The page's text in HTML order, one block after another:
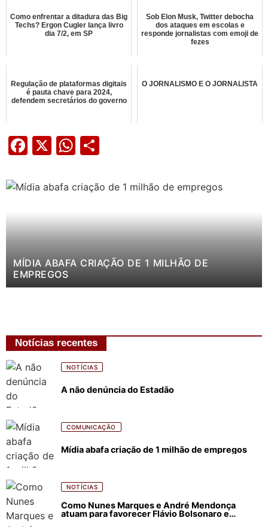
Como enfrentar a ditadura das Big
Techs? Ergon Cugler lança livro
dia 7/2, em SP
Sob Elon Musk, Twitter debocha
dos ataques em escolas e
responde jornalistas com emoji de
fezes
Regulação de plataformas digitais
é pauta chave para 2024,
defendem secretários do governo
O JORNALISMO E O JORNALISTA
Facebook
X WhatsApp
MÍDIA ABAFA CRIAÇÃO DE 1 MILHÃO DE
EMPREGOS
Notícias recentes
NOTÍCIAS
A não denúncia do Estadão
COMUNICAÇÃO
Mídia abafa criação de 1 milhão de empregos
NOTÍCIAS
Como Nunes Marques e André Mendonça
atuam para favorecer Flávio Bolsonaro e